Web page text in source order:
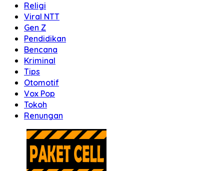
Religi
Viral NTT
Gen Z
Pendidikan
Bencana
Kriminal
Tips
Otomotif
Vox Pop
Tokoh
Renungan